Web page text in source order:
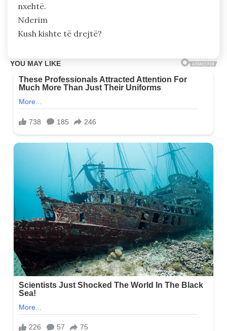
nxehtë.
Nderim
Kush kishte të drejtë?